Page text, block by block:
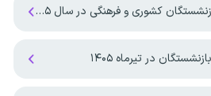
کشوری و فرهنگی در سال ۱۴۰۵
در تیرماه ۱۴۰۵